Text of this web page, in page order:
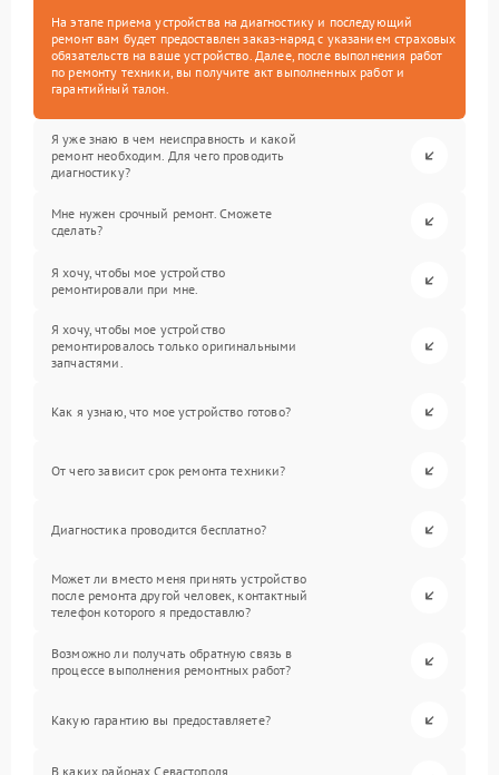
На этапе приема устройства на диагностику и последующий
ремонт вам будет предоставлен заказ-наряд с указанием страховых
обязательств на ваше устройство. Далее, после выполнения работ
по ремонту техники, вы получите акт выполненных работ и
гарантийный талон.
Я уже знаю в чем неисправность и какой
ремонт необходим. Для чего проводить
диагностику?
Мне нужен срочный ремонт. Сможете
сделать?
Я хочу, чтобы мое устройство
ремонтировали при мне.
Я хочу, чтобы мое устройство
ремонтировалось только оригинальными
запчастями.
Как я узнаю, что мое устройство готово?
От чего зависит срок ремонта техники?
Диагностика проводится бесплатно?
Может ли вместо меня принять устройство
после ремонта другой человек, контактный
телефон которого я предоставлю?
Возможно ли получать обратную связь в
процессе выполнения ремонтных работ?
Какую гарантию вы предоставляете?
В каких районах Севастополя